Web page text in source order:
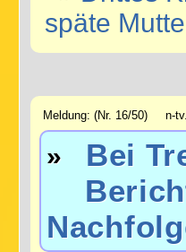
späte
Meldung: (Nr. 16/50) n-
» Bei